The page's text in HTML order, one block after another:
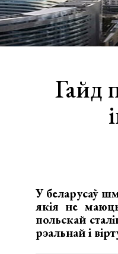
Гайд
У беларусаў
якія не
польскай
рэальнай і